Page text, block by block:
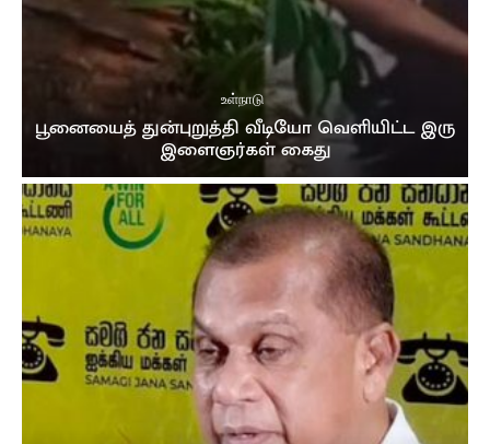
முத்து சப்பரத்தில் இசைக்குயில்....! மேளதாளத்துடன்
கோலாகல வரவேற்பு..!!
03:05
உள்நாடு
பூனையைத் துன்புறுத்தி வீடியோ வெளியிட்ட இரு
இளைஞர்கள் கைது